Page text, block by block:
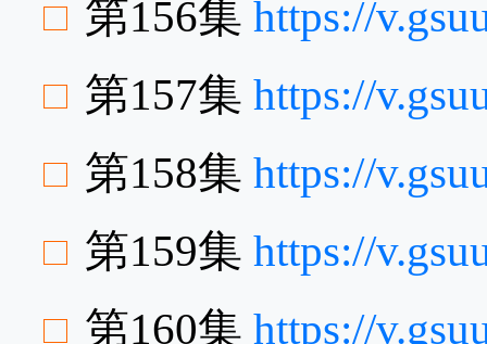
第156集 https://
第157集 https://
第158集 https://
第159集 https://
第160集 https://